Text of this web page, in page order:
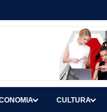
CULTURA